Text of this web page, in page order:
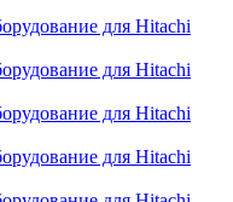
для Hitachi
для Hitachi
для Hitachi
для Hitachi